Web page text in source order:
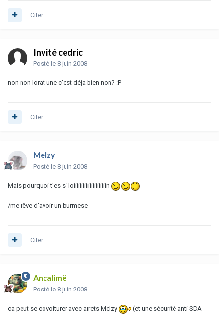
Citer
Invité cedric
Posté le 8 juin 2008
non non lorat une c'est déja bien non? :P
Citer
Melzy
Posté le 8 juin 2008
Mais pourquoi t'es si loiiiiiiiiiiiiiiiiiiiiiin
/me rêve d'avoir un burmese
Citer
Ancalimë
Posté le 8 juin 2008
ca peut se covoiturer avec arrets Melzy
(et une sécurité anti SDA